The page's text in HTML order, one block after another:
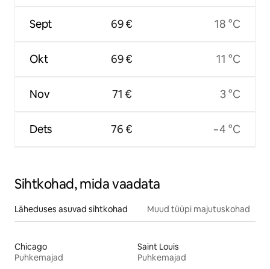
Sept
Okt
Nov
Dets
69 €
69 €
71 €
76 €
18 °C
11 °C
3 °C
−4 °C
Sihtkohad, mida vaadata
Läheduses asuvad sihtkohad Muud tüüpi majutuskohad
Chicago
Puhkemajad
Saint Louis
Puhkemajad